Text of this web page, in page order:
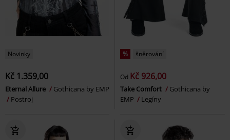
Novinky
Kč 1.359,00
Eternal Allure
Gothicana by EMP
Postroj
% šněrování
Od Kč 926,00
Take Comfort
Gothicana by
EMP
Legíny